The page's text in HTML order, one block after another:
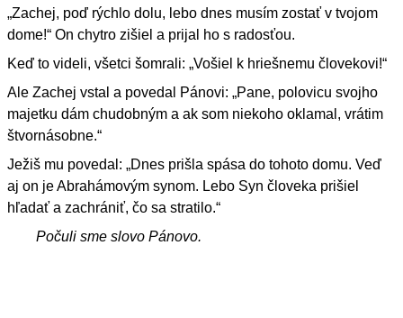
„Zachej, poď rýchlo dolu, lebo dnes musím zostať v tvojom
dome!“ On chytro zišiel a prijal ho s radosťou.
Keď to videli, všetci šomrali: „Vošiel k hriešnemu človekovi!“
Ale Zachej vstal a povedal Pánovi: „Pane, polovicu svojho
majetku dám chudobným a ak som niekoho oklamal, vrátim
štvornásobne.“
Ježiš mu povedal: „Dnes prišla spása do tohoto domu. Veď
aj on je Abrahámovým synom. Lebo Syn človeka prišiel
hľadať a zachrániť, čo sa stratilo.“
Počuli sme slovo Pánovo.